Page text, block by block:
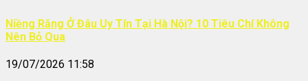
Niềng Răng Ở Đâu Uy Tín Tại Hà Nội? 10 Tiêu Chí Không
Nên Bỏ Qua
19/07/2026 11:58